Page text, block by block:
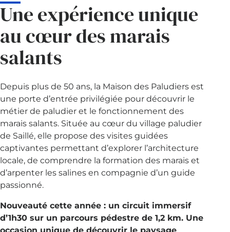
Une expérience unique
au cœur des marais
salants
Depuis plus de 50 ans, la Maison des Paludiers est
une porte d’entrée privilégiée pour découvrir le
métier de paludier et le fonctionnement des
marais salants. Située au cœur du village paludier
de Saillé, elle propose des visites guidées
captivantes permettant d’explorer l’architecture
locale, de comprendre la formation des marais et
d’arpenter les salines en compagnie d’un guide
passionné.
Nouveauté cette année : un circuit immersif
d’1h30 sur un parcours pédestre de 1,2 km. Une